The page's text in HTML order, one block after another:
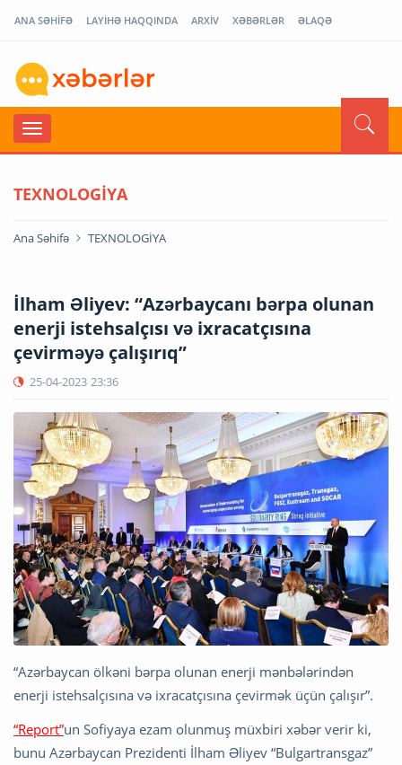
ANA SƏHİFƏ LAYİHƏ HAQQINDA ARXİV XƏBƏRLƏR ƏLAQƏ
TEXNOLOGİYA
Ana Səhifə TEXNOLOGİYA
İlham Əliyev: “Azərbaycanı bərpa olunan
enerji istehsalçısı və ixracatçısına
çevirməyə çalışırıq”
25-04-2023 23:36
“Azərbaycan ölkəni bərpa olunan enerji mənbələrindən
enerji istehsalçısına və ixracatçısına çevirmək üçün çalışır”.
“Report”un Sofiyaya ezam olunmuş müxbiri xəbər verir ki,
bunu Azərbaycan Prezidenti İlham Əliyev “Bulgartransgaz”